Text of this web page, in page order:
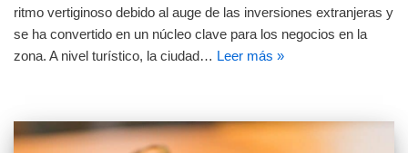
ritmo vertiginoso debido al auge de las inversiones extranjeras y
se ha convertido en un núcleo clave para los negocios en la
zona. A nivel turístico, la ciudad… Leer más »